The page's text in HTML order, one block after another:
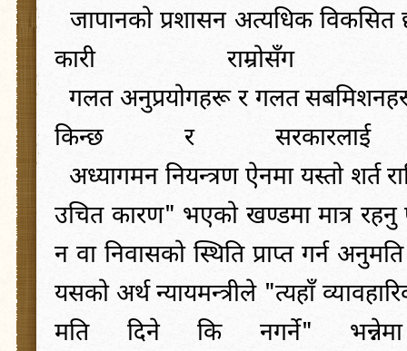
जापानको प्रशासन अत्यधिक विकसित
कारी
राम्रोसँग
गलत अनुप्रयोगहरू र गलत
किन्छ
र
सरकारलाई
अध्यागमन नियन्त्रण ऐनमा यस्तो शर्त
उचित कारण" भएको खण्डमा मात्र रहनु
न वा निवासको स्थिति प्राप्त गर्न अनुमति
यसको अर्थ न्यायमन्त्रीले"त्यहाँ
मति
दिने कि नगर्ने" भन्नेमा